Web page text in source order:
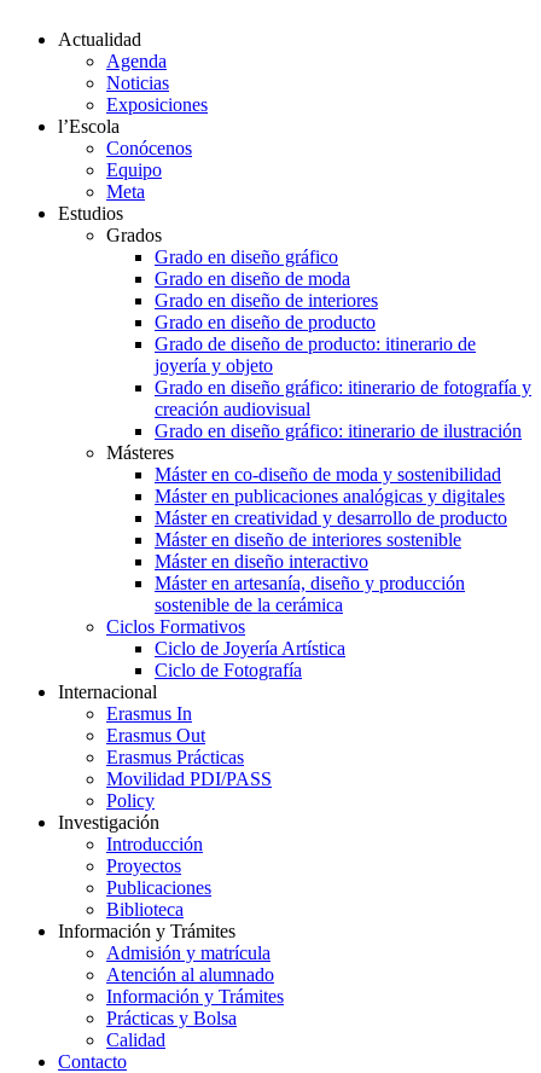
Actualidad
Agenda
Noticias
Exposiciones
l’Escola
Conócenos
Equipo
Meta
Estudios
Grados
Grado en diseño gráfico
Grado en diseño de moda
Grado en diseño de interiores
Grado en diseño de producto
Grado de diseño de producto: itinerario de
joyería y objeto
Grado en diseño gráfico: itinerario de fotografía y
creación audiovisual
Grado en diseño gráfico: itinerario de ilustración
Másteres
Máster en co-diseño de moda y sostenibilidad
Máster en publicaciones analógicas y digitales
Máster en creatividad y desarrollo de producto
Máster en diseño de interiores sostenible
Máster en diseño interactivo
Máster en artesanía, diseño y producción
sostenible de la cerámica
Ciclos Formativos
Ciclo de Joyería Artística
Ciclo de Fotografía
Internacional
Erasmus In
Erasmus Out
Erasmus Prácticas
Movilidad PDI/PASS
Policy
Investigación
Introducción
Proyectos
Publicaciones
Biblioteca
Información y Trámites
Admisión y matrícula
Atención al alumnado
Información y Trámites
Prácticas y Bolsa
Calidad
Contacto